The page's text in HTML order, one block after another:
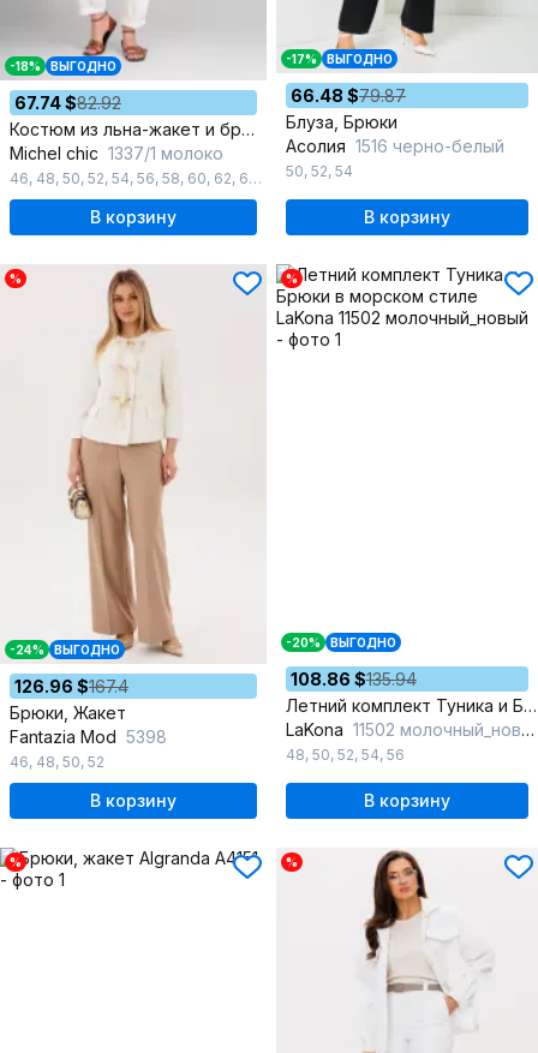
-18% ВЫГОДНО
67.74 $82.92
Костюм из льна-жакет и брюки-шаровары на каждый день
Michel chic 1337/1 молоко
46, 48, 50, 52, 54, 56, 58, 60, 62, 64 ,
В корзину
-17% ВЫГОДНО
66.48 $79.87
Блуза, Брюки
Асолия 1516 черно-белый
50, 52, 54
В корзину
%
-24% ВЫГОДНО
126.96 $167.4
Брюки, Жакет
Fantazia Mod 5398
46, 48, 50, 52
В корзину
%
-20% ВЫГОДНО
108.86 $135.94
Летний комплект Туника и Брюки в морском стиле
LaKona 11502 молочный_новый
48, 50, 52, 54, 56
В корзину
% %